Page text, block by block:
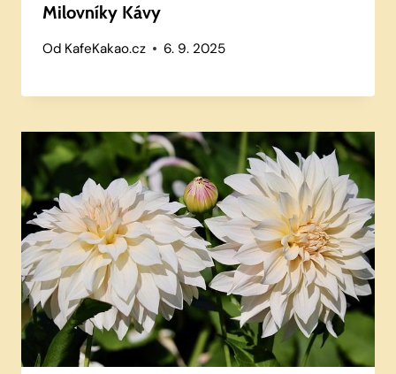
Milovníky Kávy
Od KafeKakao.cz 6. 9. 2025